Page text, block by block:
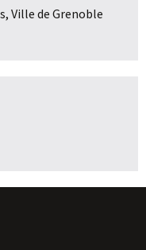
Ville de Grenoble